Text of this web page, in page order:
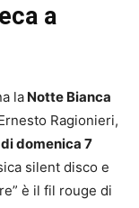
a
la Notte Bianca
Ragionieri,
domenica 7
silent disco e
è il fil rouge di